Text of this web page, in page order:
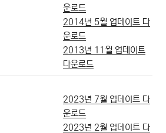
운로드
2014년 5월 업데이트 다
운로드
2013년 11월 업데이트
다운로드
2023년 7월 업데이트 다
운로드
2023년 2월 업데이트 다